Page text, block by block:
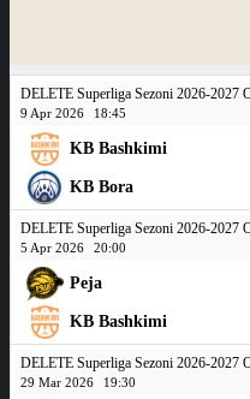
DELETE Superliga Sezoni 2026-2027
9 Apr 2026 18:45
KB Bashkimi
KB Bora
DELETE Superliga Sezoni 2026-2027
5 Apr 2026 20:00
Peja
KB Bashkimi
DELETE Superliga Sezoni 2026-2027
29 Mar 2026 19:30